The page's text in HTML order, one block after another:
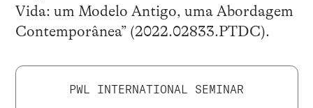
Vida: um Modelo Antigo, uma Abordagem
Contemporânea” (2022.02833.PTDC).
PWL INTERNATIONAL SEMINAR